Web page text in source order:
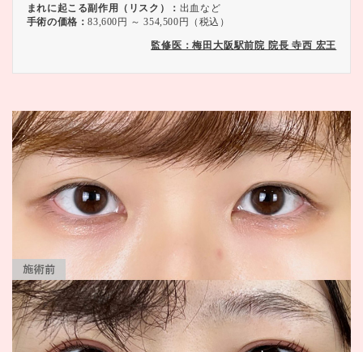
まれに起こる副作用（リスク）： 出血など
手術の価格：83,600円 ～ 354,500円（税込）
監修医：梅田大阪駅前院 院長 寺西 宏王